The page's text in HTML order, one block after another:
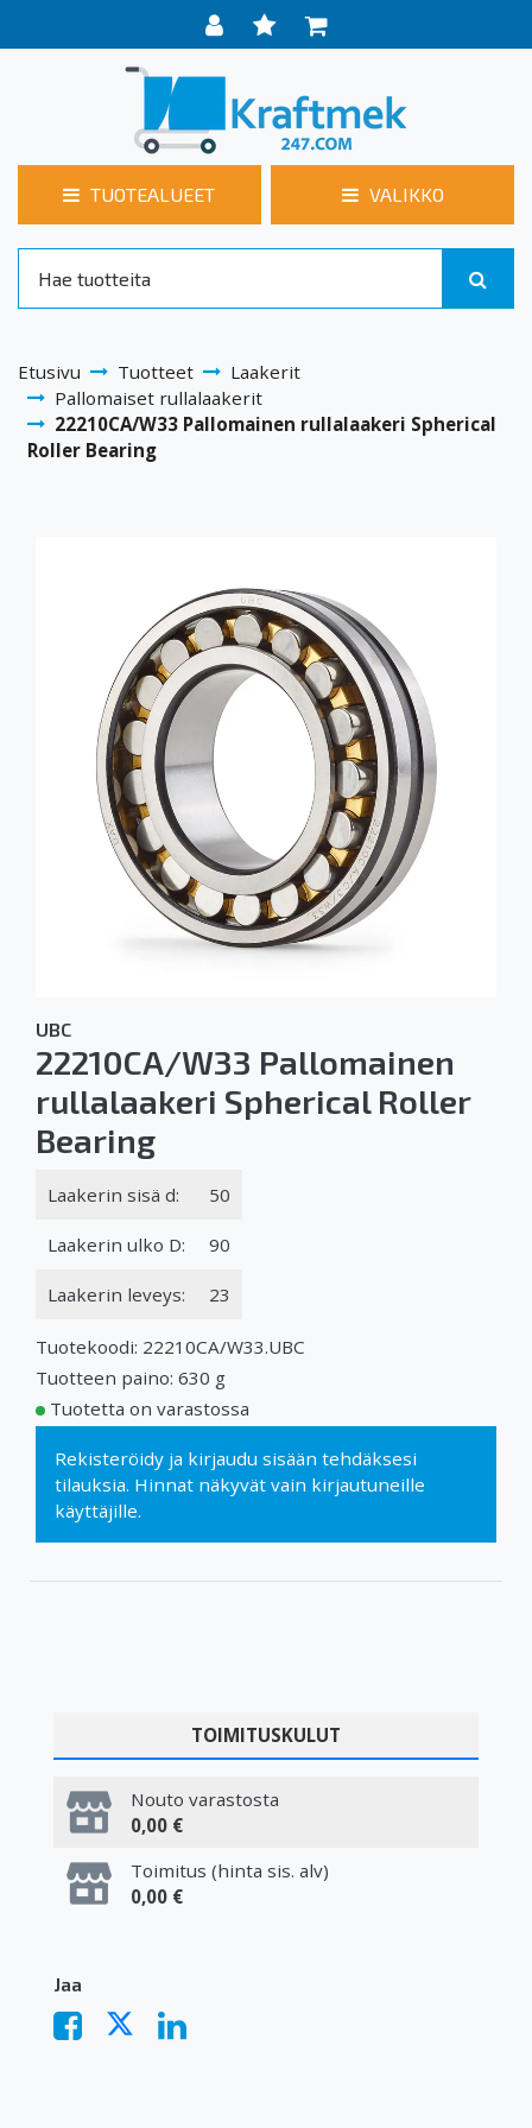
TUOTEALUEET VALIKKO
Etusivu Tuotteet
Laakerit
Pallomaiset rullalaakerit
22210CA/W33 Pallomainen rullalaakeri Spherical
Roller Bearing
UBC
22210CA/W33 Pallomainen
rullalaakeri Spherical Roller
Bearing
Laakerin sisä d: 50
Laakerin ulko D: 90
Laakerin leveys: 23
Tuotekoodi: 22210CA/W33.UBC
Tuotteen paino: 630 g
Tuotetta on varastossa
Rekisteröidy ja kirjaudu sisään tehdäksesi
tilauksia. Hinnat näkyvät vain kirjautuneille
käyttäjille.
TOIMITUSKULUT
Nouto varastosta
0,00 €
Toimitus (hinta sis. alv)
0,00 €
Jaa